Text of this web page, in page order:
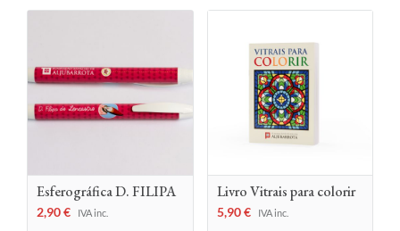
Esferográfica D. FILIPA
2,90€ IVA inc.
Livro Vitrais para colorir
5,90€ IVA inc.